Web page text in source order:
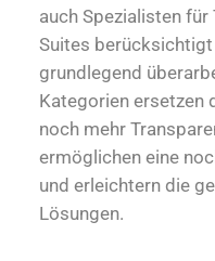
auch Spezialisten für
Suites
grundlegend
Kategorien ersetzen
noch mehr
ermöglichen eine
und erleichtern die
Lösungen.